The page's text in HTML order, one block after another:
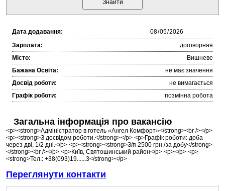
Дата додавання:
Зарплата:
договорная
Місто:
Вишневе
Бажана Освіта:
не має значення
Досвід роботи:
не вимагається
Графік роботи:
позмінна робота
Загальна інформація про вакансію
<p><strong>Адміністратор в готель «Ангел Комфорт»</strong><br /></p>
<p><strong>З досвідом роботи.</strong></p> <p>Графік роботи: доба
через дві, 1/2 дні.</p> <p><strong><strong>З/п 2500 грн./за добу</strong>
</strong><br /></p> <p>Київ, Святошинський район</p> <p></p> <p>
<strong>Тел.: +38(093)19......3</strong></p>
Переглянути контакти